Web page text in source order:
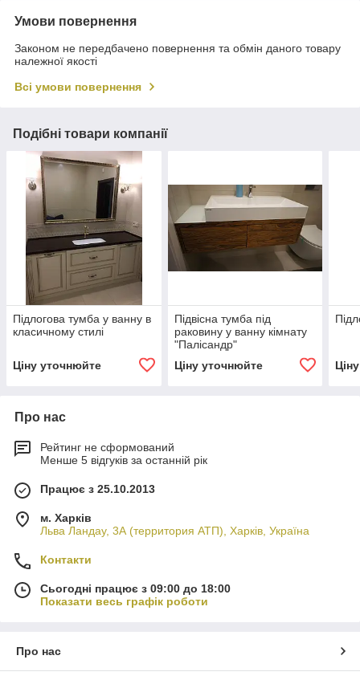
Умови повернення
Законом не передбачено повернення та обмін даного товару
належної якості
Всі умови повернення
Подібні товари компанії
Підлогова тумба у ванну в
класичному стилі
Ціну уточнюйте
Підвісна тумба під
раковину у ванну кімнату
"Палісандр"
Ціну уточнюйте
Про нас
Рейтинг не сформований
Менше 5 відгуків за останній рік
Працює з 25.10.2013
м. Харків
Льва Ландау, 3А (территория АТП), Харків, Україна
Контакти
Сьогодні працює з 09:00 до 18:00
Показати весь графік роботи
Про нас